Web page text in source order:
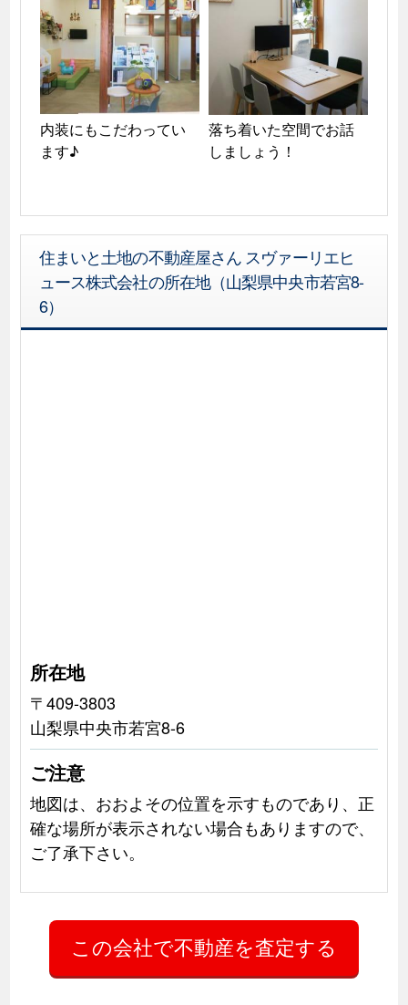
内装にもこだわってい
ます♪
落ち着いた空間でお話
しましょう！
住まいと土地の不動産屋さん スヴァーリエヒ
ュース株式会社の所在地（山梨県中央市若宮8-
6）
所在地
〒409-3803
山梨県中央市若宮8-6
ご注意
地図は、おおよその位置を示すものであり、正
確な場所が表示されない場合もありますので、
ご了承下さい。